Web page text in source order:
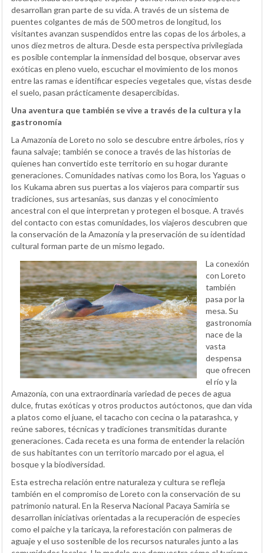
desarrollan gran parte de su vida. A través de un sistema de
puentes colgantes de más de 500 metros de longitud, los
visitantes avanzan suspendidos entre las copas de los árboles, a
unos diez metros de altura. Desde esta perspectiva privilegiada
es posible contemplar la inmensidad del bosque, observar aves
exóticas en pleno vuelo, escuchar el movimiento de los monos
entre las ramas e identificar especies vegetales que, vistas desde
el suelo, pasan prácticamente desapercibidas.
Una aventura que también se vive a través de la cultura y la
gastronomía
La Amazonía de Loreto no solo se descubre entre árboles, ríos y
fauna salvaje; también se conoce a través de las historias de
quienes han convertido este territorio en su hogar durante
generaciones. Comunidades nativas como los Bora, los Yaguas o
los Kukama abren sus puertas a los viajeros para compartir sus
tradiciones, sus artesanías, sus danzas y el conocimiento
ancestral con el que interpretan y protegen el bosque. A través
del contacto con estas comunidades, los viajeros descubren que
la conservación de la Amazonía y la preservación de su identidad
cultural forman parte de un mismo legado.
La conexión
con Loreto
también
pasa por la
mesa. Su
gastronomía
nace de la
vasta
despensa
que ofrecen
el río y la
Amazonía, con una extraordinaria variedad de peces de agua
dulce, frutas exóticas y otros productos autóctonos, que dan vida
a platos como el juane, el tacacho con cecina o la patarashca, y
reúne sabores, técnicas y tradiciones transmitidas durante
generaciones. Cada receta es una forma de entender la relación
de sus habitantes con un territorio marcado por el agua, el
bosque y la biodiversidad.
Esta estrecha relación entre naturaleza y cultura se refleja
también en el compromiso de Loreto con la conservación de su
patrimonio natural. En la Reserva Nacional Pacaya Samiria se
desarrollan iniciativas orientadas a la recuperación de especies
como el paiche y la taricaya, la reforestación con palmeras de
aguaje y el uso sostenible de los recursos naturales junto a las